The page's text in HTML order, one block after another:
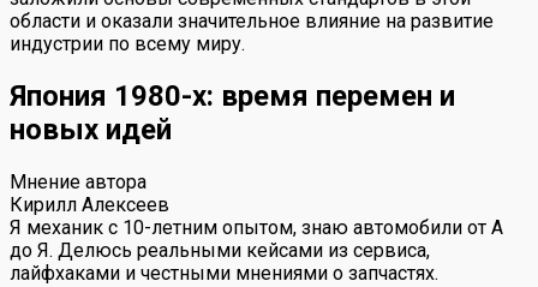
области и оказали значительное влияние на развитие
индустрии по всему миру.
Япония 1980-х: время перемен и
новых идей
Мнение автора
Кирилл Алексеев
Я механик с 10-летним опытом, знаю автомобили от А
до Я. Делюсь реальными кейсами из сервиса,
лайфхаками и честными мнениями о запчастях.